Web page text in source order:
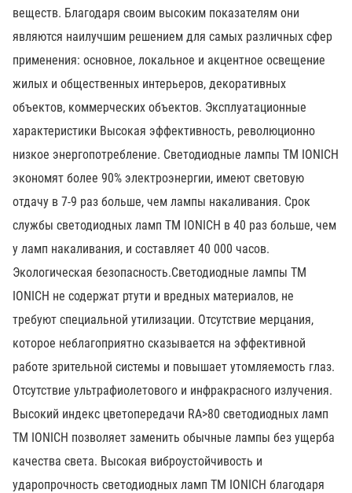
веществ. Благодаря своим высоким показателям они
являются наилучшим решением для самых различных сфер
применения: основное, локальное и акцентное освещение
жилых и общественных интерьеров, декоративных
объектов, коммерческих объектов. Эксплуатационные
характеристики Высокая эффективность, революционно
низкое энергопотребление. Светодиодные лампы ТМ IONICH
экономят более 90% электроэнергии, имеют световую
отдачу в 7-9 раз больше, чем лампы накаливания. Срок
службы светодиодных ламп ТМ IONICH в 40 раз больше, чем
у ламп накаливания, и составляет 40 000 часов.
Экологическая безопасность.Светодиодные лампы ТМ
IONICH не содержат ртути и вредных материалов, не
требуют специальной утилизации. Отсутствие мерцания,
которое неблагоприятно сказывается на эффективной
работе зрительной системы и повышает утомляемость глаз.
Отсутствие ультрафиолетового и инфракрасного излучения.
Высокий индекс цветопередачи RA>80 светодиодных ламп
ТМ IONICH позволяет заменить обычные лампы без ущерба
качества света. Высокая виброустойчивость и
ударопрочность светодиодных ламп ТМ IONICH благодаря